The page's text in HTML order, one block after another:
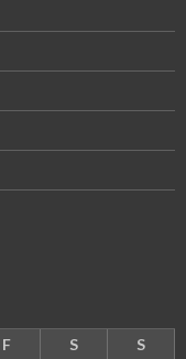
F S
S